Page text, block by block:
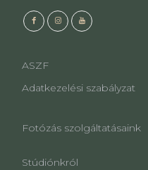
ASZF
Adatkezelési szabályzat
Fotózás szolgáltatásaink
Stúdiónkról